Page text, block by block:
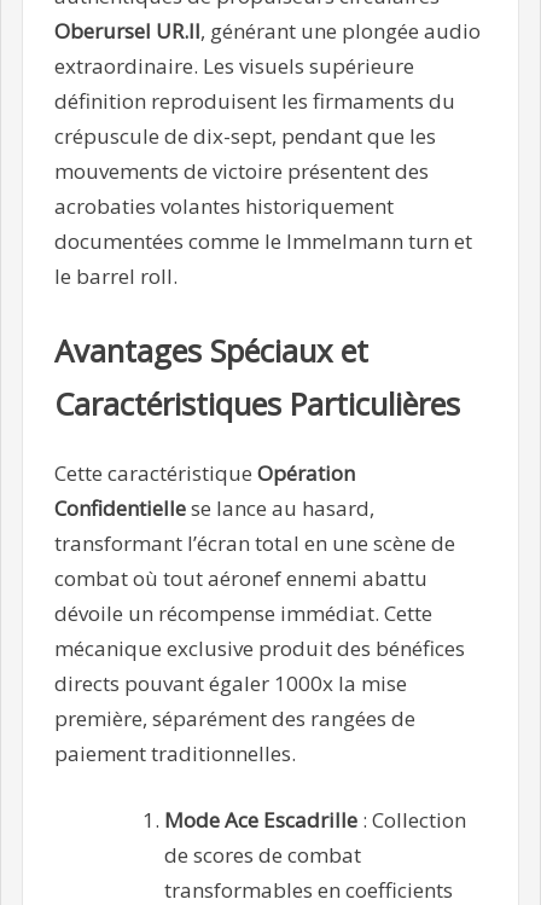
Oberursel UR.II, générant une plongée audio
extraordinaire. Les visuels supérieure
définition reproduisent les firmaments du
crépuscule de dix-sept, pendant que les
mouvements de victoire présentent des
acrobaties volantes historiquement
documentées comme le Immelmann turn et
le barrel roll.
Avantages Spéciaux et
Caractéristiques Particulières
Cette caractéristique Opération
Confidentiellese lance au hasard,
transformant l’écran total en une scène de
combat où tout aéronef ennemi abattu
dévoile un récompense immédiat. Cette
mécanique exclusive produit des bénéfices
directs pouvant égaler 1000x la mise
première, séparément des rangées de
paiement traditionnelles.
Mode Ace Escadrille: Collection
de scores de combat
transformables en coefficients